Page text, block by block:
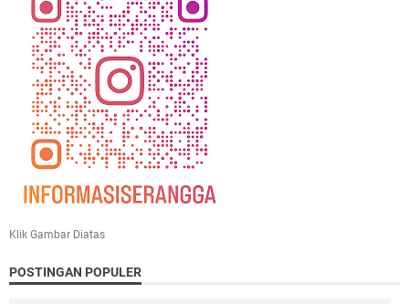
Klik Gambar Diatas
POSTINGAN POPULER